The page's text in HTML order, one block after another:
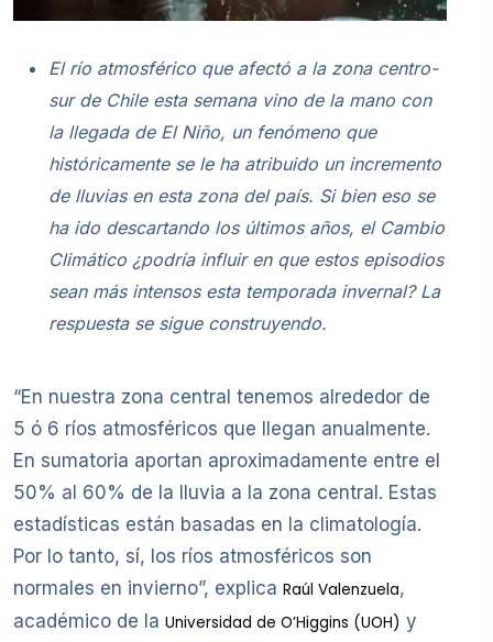
El río atmosférico que afectó a la zona centro-
sur de Chile esta semana vino de la mano con
la llegada de El Niño, un fenómeno que
históricamente se le ha atribuido un incremento
de lluvias en esta zona del país. Si bien eso se
ha ido descartando los últimos años, el Cambio
Climático ¿podría influir en que estos episodios
sean más intensos esta temporada invernal? La
respuesta se sigue construyendo.
“En nuestra zona central tenemos alrededor de
5 ó 6 ríos atmosféricos que llegan anualmente.
En sumatoria aportan aproximadamente entre el
50% al 60% de la lluvia a la zona central. Estas
estadísticas están basadas en la climatología.
Por lo tanto, sí, los ríos atmosféricos son
normales en invierno”, explica Raúl Valenzuela,
académico de la Universidad de O’Higgins (UOH) y